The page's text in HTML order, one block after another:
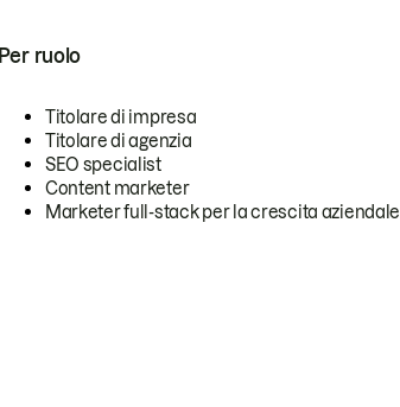
Per ruolo
Titolare di impresa
Titolare di agenzia
SEO specialist
Content marketer
Marketer full-stack per la crescita aziendale